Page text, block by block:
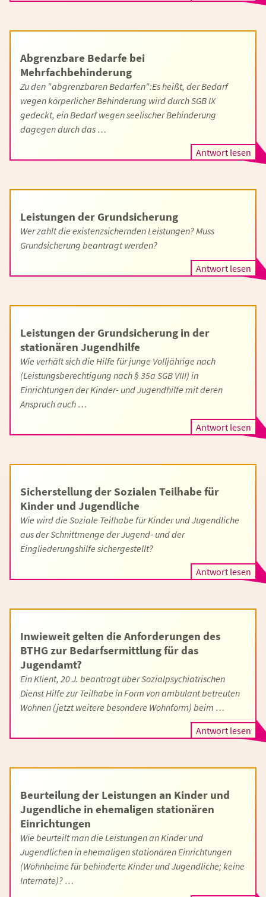
Abgrenzbare Bedarfe bei
Mehrfachbehinderung
Zu den "abgrenzbaren Bedarfen":Es heißt, der Bedarf
wegen körperlicher Behinderung wird durch SGB IX
gedeckt, ein Bedarf wegen seelischer Behinderung
dagegen durch das …
Antwort lesen
Leistungen der Grundsicherung
Wer zahlt die existenzsichernden Leistungen? Muss
Grundsicherung beantragt wer­den?
Antwort lesen
Leistungen der Grundsicherung in der
stationären Jugendhilfe
Wie verhält sich die Hilfe für junge Volljährige nach
(Leistungsberechtigung nach § 35a SGB VIII) in
Einrichtungen der Kinder- und Jugendhilfe mit deren
Anspruch auch …
Antwort lesen
Sicherstellung der Sozialen Teilhabe für
Kinder und Jugendliche
Wie wird die Soziale Teilhabe für Kinder und Jugendliche
aus der Schnittmenge der Jugend- und der
Eingliederungshilfe sichergestellt?
Antwort lesen
Inwieweit gelten die Anforderungen des
BTHG zur Bedarfsermittlung für das
Jugendamt?
Ein Klient, 20 J. beantragt über Sozialpsychiatrischen
Dienst Hilfe zur Teilhabe in Form von ambulant betreuten
Wohnen (jetzt weitere besondere Wohnform) beim …
Antwort lesen
Beurteilung der Leistungen an Kinder und
Jugendliche in ehemaligen stationären
Einrichtungen
Wie beurteilt man die Leistungen an Kinder und
Jugendlichen in ehemaligen stationären Einrichtungen
(Wohnheime für behinderte Kinder und Jugendliche; keine
Internate)? …